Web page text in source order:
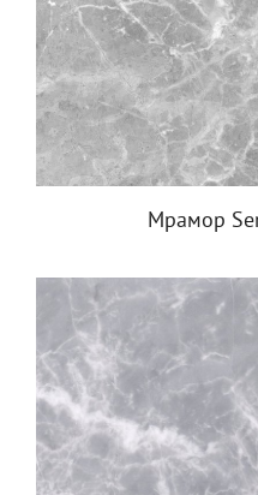
Мрамор